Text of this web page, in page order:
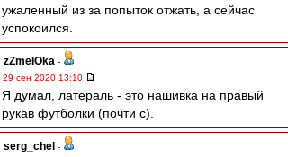
ужаленный из за попыток отжать, а сейчас
успокоился.
zZmeIOka -
29 сен 2020 13:10
Я думал, латераль - это нашивка на правый
рукав футболки (почти с).
serg_chel -